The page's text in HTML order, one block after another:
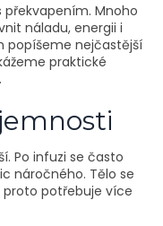
Mnoho
náladu, energii i
popíšeme nejčastější
praktické
Po infuzi se často
náročného. Tělo se
potřebuje více